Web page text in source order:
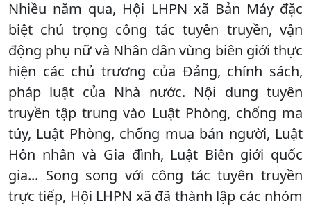
Nhiều năm qua, Hội LHPN xã Bản Máy đặc
biệt chú trọng công tác tuyên truyền, vận
động phụ nữ và Nhân dân vùng biên giới thực
hiện các chủ trương của Đảng, chính sách,
pháp luật của Nhà nước. Nội dung tuyên
truyền tập trung vào Luật Phòng, chống ma
túy, Luật Phòng, chống mua bán người, Luật
Hôn nhân và Gia đình, Luật Biên giới quốc
gia... Song song với công tác tuyên truyền
trực tiếp, Hội LHPN xã đã thành lập các nhóm